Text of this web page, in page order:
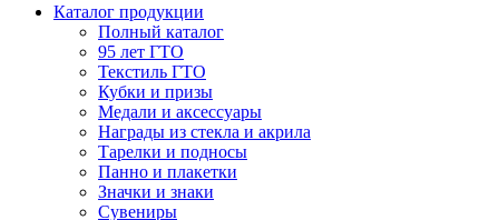
Каталог продукции
Полный каталог
95 лет ГТО
Текстиль ГТО
Кубки и призы
Медали и аксессуары
Награды из стекла и акрила
Тарелки и подносы
Панно и плакетки
Значки и знаки
Сувениры